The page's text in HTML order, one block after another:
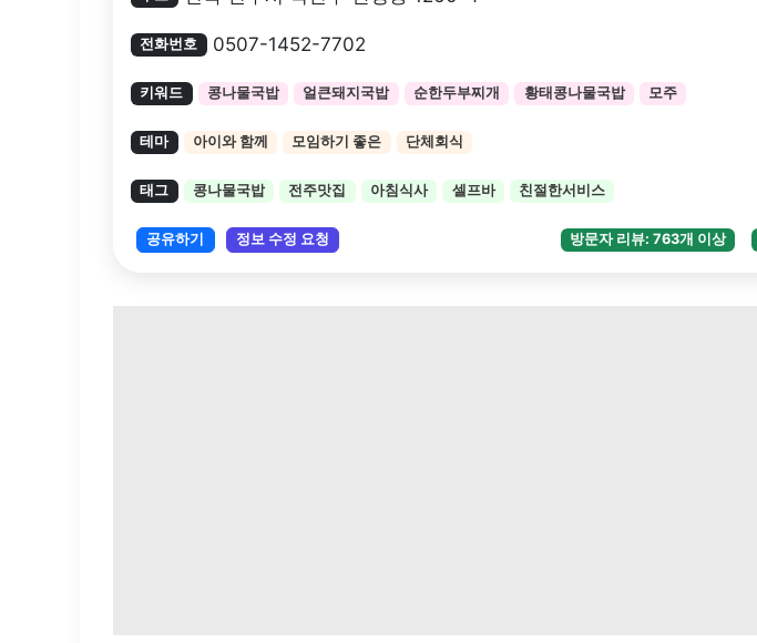
전화번호 0507-1452-7702
키워드 콩나물국밥 얼큰돼지국밥 순한두부찌개 황태콩나물국밥 모주
테마 아이와 함께 모임하기 좋은 단체회식
태그 콩나물국밥 전주맛집 아침식사 셀프바 친절한서비스
방문자 리뷰: 763개 이상
공유하기 정보 수정 요청